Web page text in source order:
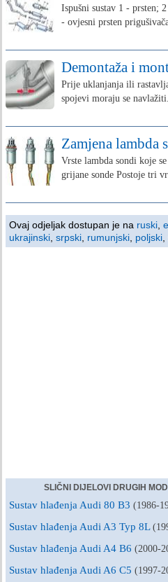
Ispušni sustav 1 - prsten;
- ovjesni prsten
Demontaža i
Prije uklanjanja ili
spojevi moraju se
Zamjena lambda
Vrste lambda sondi koje
grijane sonde Postoje tri
Ovaj odjeljak dostupan je na ruski
ukrajinski srpski rumunjski poljski
SLIČNI DIJELOVI DRUGIH
Sustav hlađenja Audi 80 B3 (1986-
Sustav hlađenja Audi A3 Typ 8L
Sustav hlađenja Audi A4 B6 (2000-
Sustav hlađenja Audi A6 C5 (1997-